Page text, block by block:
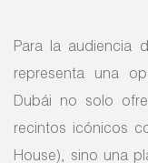
Para la audiencia
representa una
Dubái no solo
recintos icónicos
House), sino una